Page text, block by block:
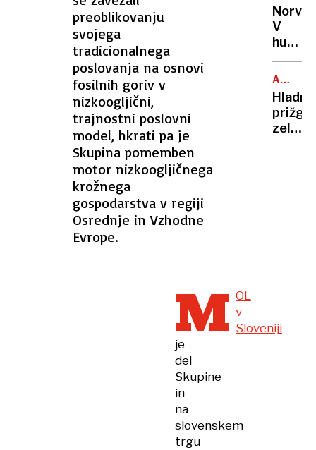
preoblikovanju
svojega
tradicionalnega
poslovanja na osnovi
fosilnih goriv v
nizkoogljični,
trajnostni poslovni
model, hkrati pa je
Skupina pomemben
motor nizkoogljičnega
krožnega
gospodarstva v regiji
Osrednje in Vzhodne
Evrope.
M OL
v
Sloveniji
je
del
Skupine
in
na
slovenskem
trgu
ZAMETI
V
hudi
trije
mrtvi
ALPSKO
prižgal
zeleno